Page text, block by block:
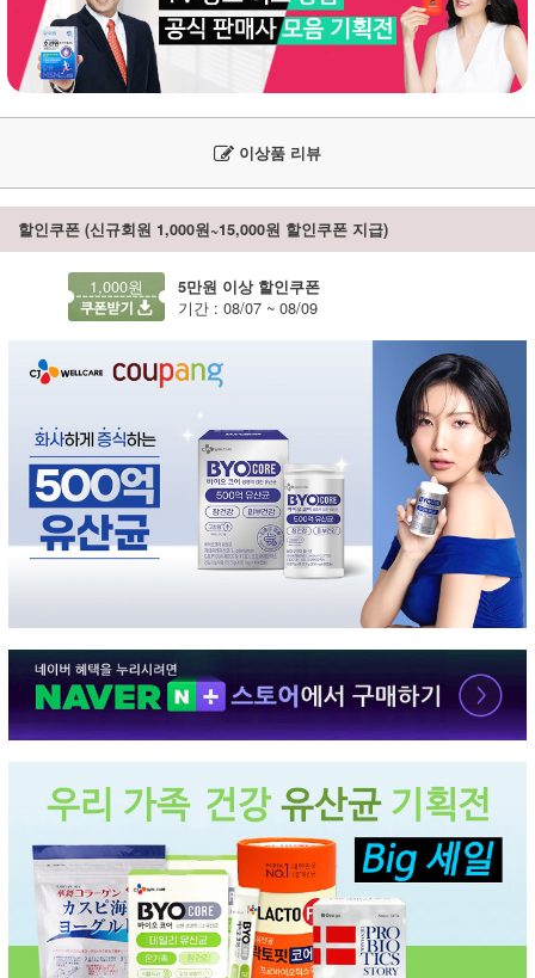
이상품 리뷰
할인쿠폰 (신규회원 1,000원~15,000원 할인쿠폰 지급)
1,000원 5만원 이상 할인쿠폰
기간 : 08/07 ~ 08/09